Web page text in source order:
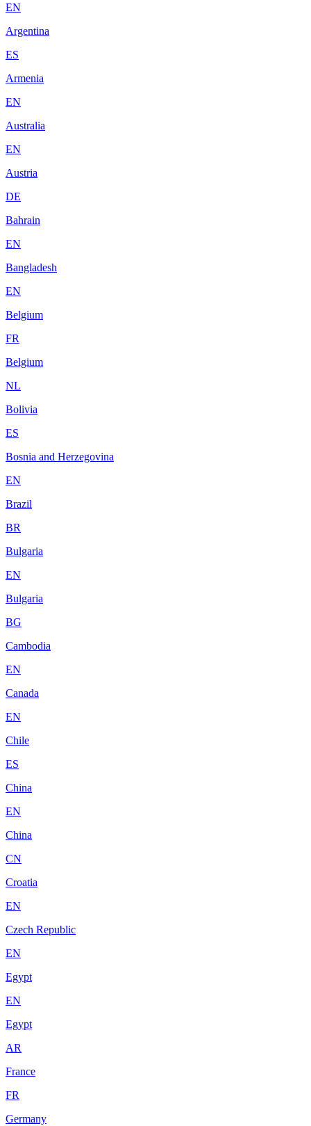
EN
Argentina
ES
Armenia
EN
Australia
EN
Austria
DE
Bahrain
EN
Bangladesh
EN
Belgium
FR
Belgium
NL
Bolivia
ES
Bosnia and Herzegovina
EN
Brazil
BR
Bulgaria
EN
Bulgaria
BG
Cambodia
EN
Canada
EN
Chile
ES
China
EN
China
CN
Croatia
EN
Czech Republic
EN
Egypt
EN
Egypt
AR
France
FR
Germany